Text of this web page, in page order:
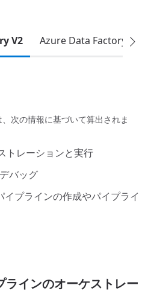
V2 Azure Data Factory V1
次の情報に基づいて算出されま
トレーションと実行
バッグ
プラインの作成やパイプライ
インのオーケストレー